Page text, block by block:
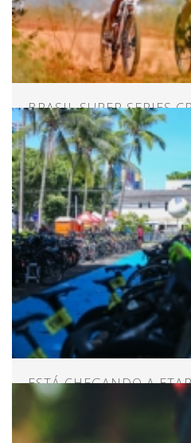
BRASIL SUPER SERIES
RIO DE CONTAS – BAHIA
ESTÁ CHEGANDO A
COPA NORDESTE!